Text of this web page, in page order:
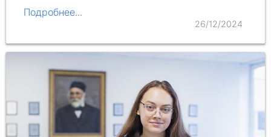
Подробнее...
26/12/2024